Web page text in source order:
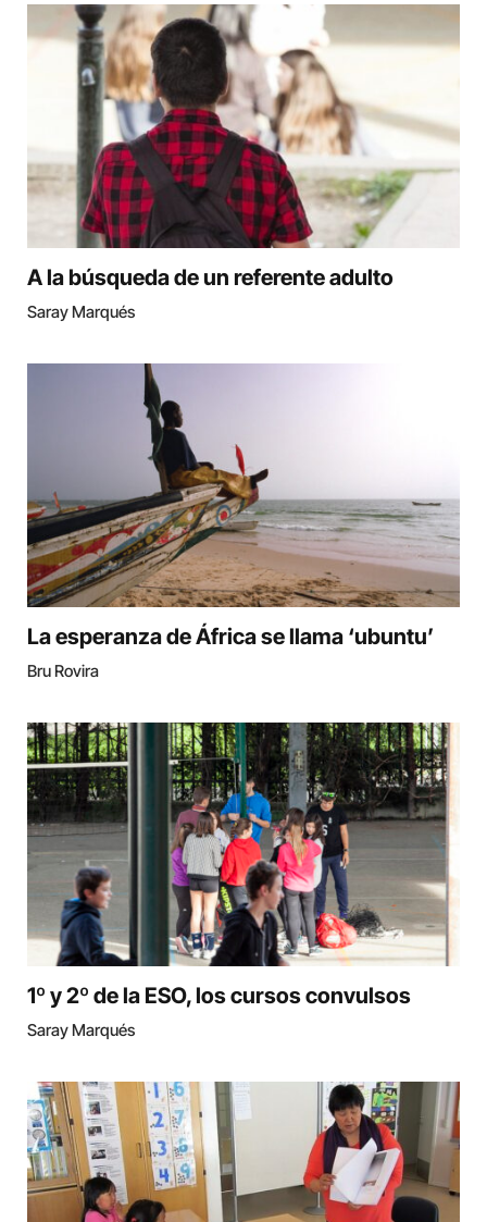
A la búsqueda de un referente adulto
Saray Marqués
La esperanza de África se llama ‘ubuntu’
Bru Rovira
1º y 2º de la ESO, los cursos convulsos
Saray Marqués